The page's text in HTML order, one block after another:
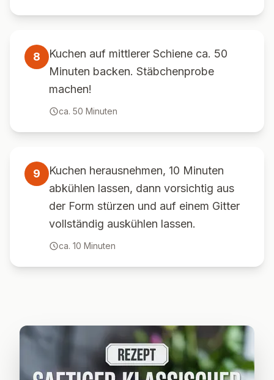
8
Kuchen auf mittlerer Schiene ca. 50
Minuten backen. Stäbchenprobe
machen!
ca. 50 Minuten
9
Kuchen herausnehmen, 10 Minuten
abkühlen lassen, dann vorsichtig aus
der Form stürzen und auf einem Gitter
vollständig auskühlen lassen.
ca. 10 Minuten